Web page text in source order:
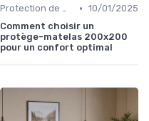
Protection de matelas • 10/01/2025
Comment choisir un
protège-matelas 200x200
pour un confort optimal